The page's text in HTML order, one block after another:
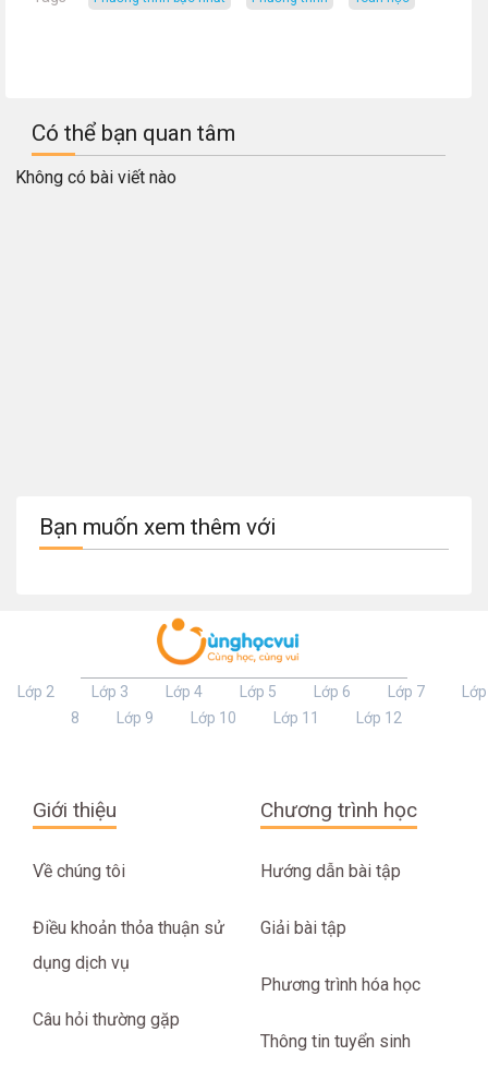
Có thể bạn quan tâm
Không có bài viết nào
Bạn muốn xem thêm với
Lớp 2 Lớp 3 Lớp 4 Lớp 5 Lớp 6 Lớp 7
Lớp
8
Lớp 9 Lớp 10 Lớp 11 Lớp 12
Giới thiệu
Về chúng tôi
Điều khoản thỏa thuận sử
dụng dịch vụ
Câu hỏi thường gặp
Chương trình học
Hướng dẫn bài tập
Giải bài tập
Phương trình hóa học
Thông tin tuyển sinh